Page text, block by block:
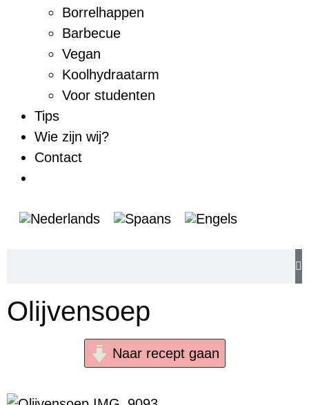
Borrelhappen
Barbecue
Vegan
Koolhydraatarm
Voor studenten
Tips
Wie zijn wij?
Contact
Olijvensoep
Naar recept gaan